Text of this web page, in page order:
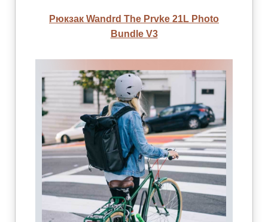
Рюкзак Wandrd The Prvke 21L Photo
Bundle V3